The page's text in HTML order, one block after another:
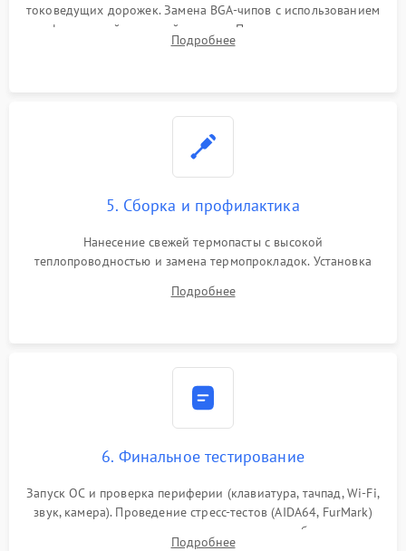
токоведущих дорожек. Замена BGA-чипов с использованием
инфракрасной паяльной станции. Прошивка микросхемы
BIOS или замена поврежденных портов USB
Подробнее
5. Сборка и профилактика
Нанесение свежей термопасты с высокой
теплопроводностью и замена термопрокладок. Установка
шлейфов, модулей памяти и накопителей. Предварительная
Подробнее
6. Финальное тестирование
Запуск ОС и проверка периферии (клавиатура, тачпад, Wi-Fi,
звук, камера). Проведение стресс-тестов (AIDA64, FurMark)
для контроля температурного режима и стабильности
Подробнее